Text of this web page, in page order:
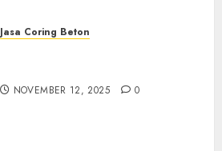
Jasa Coring Beton
NOVEMBER 12, 2025 0